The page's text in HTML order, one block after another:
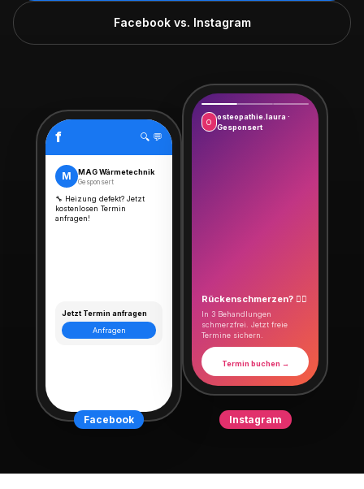
Facebook vs. Instagram
f 🔍 💬
M MAG Wärmetechnik
Gesponsert
🔧 Heizung defekt? Jetzt
kostenlosen Termin
anfragen!
Jetzt Termin anfragen
Anfragen
Facebook
O
osteopathie.laura ·
Gesponsert
Rückenschmerzen? 💆‍♀️
In 3 Behandlungen
schmerzfrei. Jetzt freie
Termine sichern.
Termin buchen →
Instagram